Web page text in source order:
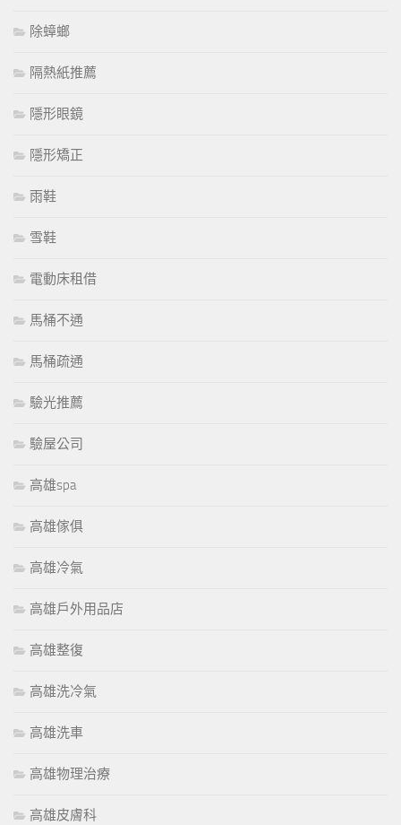
除蟑螂
隔熱紙推薦
隱形眼鏡
隱形矯正
雨鞋
雪鞋
電動床租借
馬桶不通
馬桶疏通
驗光推薦
驗屋公司
高雄spa
高雄傢俱
高雄冷氣
高雄戶外用品店
高雄整復
高雄洗冷氣
高雄洗車
高雄物理治療
高雄皮膚科